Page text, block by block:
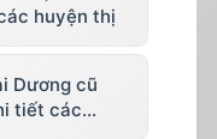
huyện thị
Dương cũ
tiết các